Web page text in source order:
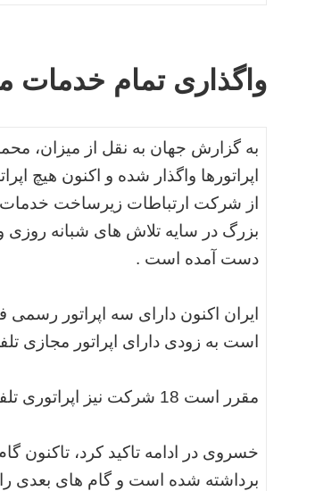
واگذاری تمام خدمات
به گزارش جهان به نقل از میزان،
اپراتورها واگذار شده و اکنون هیچ
از شرکت ارتباطات زیرساخت خدمات
بزرگ در سایه تلاش های شبانه روزی
دست آمده است .
ایران اکنون دارای سه اپراتور
است به زودی دارای اپراتور مجازی
مقرر است 18 شرکت نیز اپراتوری تلفن ثابت را عهده دار شوند.
خسروی در ادامه تاکید کرد، تاکنون
برداشته شده است و گام های بعدی را